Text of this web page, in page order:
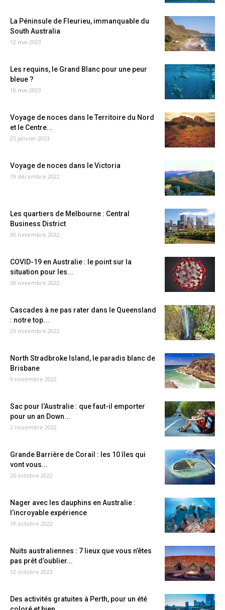
La Péninsule de Fleurieu, immanquable du
South Australia
12 mai 2023
Les requins, le Grand Blanc pour une peur
bleue ?
10 mai 2023
Voyage de noces dans le Territoire du Nord
et le Centre...
25 janvier 2023
Voyage de noces dans le Victoria
19 décembre 2022
Les quartiers de Melbourne : Central
Business District
30 novembre 2022
COVID-19 en Australie : le point sur la
situation pour les...
30 novembre 2022
Cascades à ne pas rater dans le Queensland
: notre top...
23 novembre 2022
North Stradbroke Island, le paradis blanc de
Brisbane
9 novembre 2022
Sac pour l’Australie : que faut-il emporter
pour un an Down...
2 novembre 2022
Grande Barrière de Corail : les 10 îles qui
vont vous...
26 octobre 2022
Nager avec les dauphins en Australie :
l’incroyable expérience
19 octobre 2022
Nuits australiennes : 7 lieux que vous n’êtes
pas prêt d’oublier...
12 octobre 2022
Des activités gratuites à Perth, pour un été